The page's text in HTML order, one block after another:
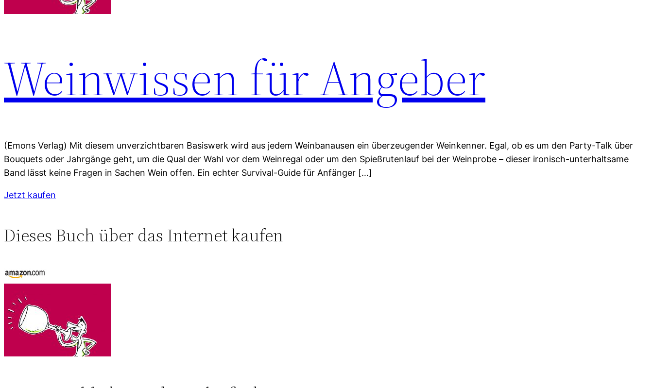
Weinwissen für Angeber
(Emons Verlag) Mit diesem unverzichtbaren Basiswerk wird aus jedem Weinbanausen ein überzeugender Weinkenner. Egal, ob es um den Party-Talk über
Bouquets oder Jahrgänge geht, um die Qual der Wahl vor dem Weinregal oder um den Spießrutenlauf bei der Weinprobe – dieser ironisch-unterhaltsame
Band lässt keine Fragen in Sachen Wein offen. Ein echter Survival-Guide für Anfänger […]
Jetzt kaufen
Dieses Buch über das Internet kaufen